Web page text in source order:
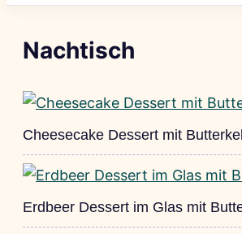
Nachtisch
Cheesecake Dessert mit
Erdbeer Dessert im Glas mit